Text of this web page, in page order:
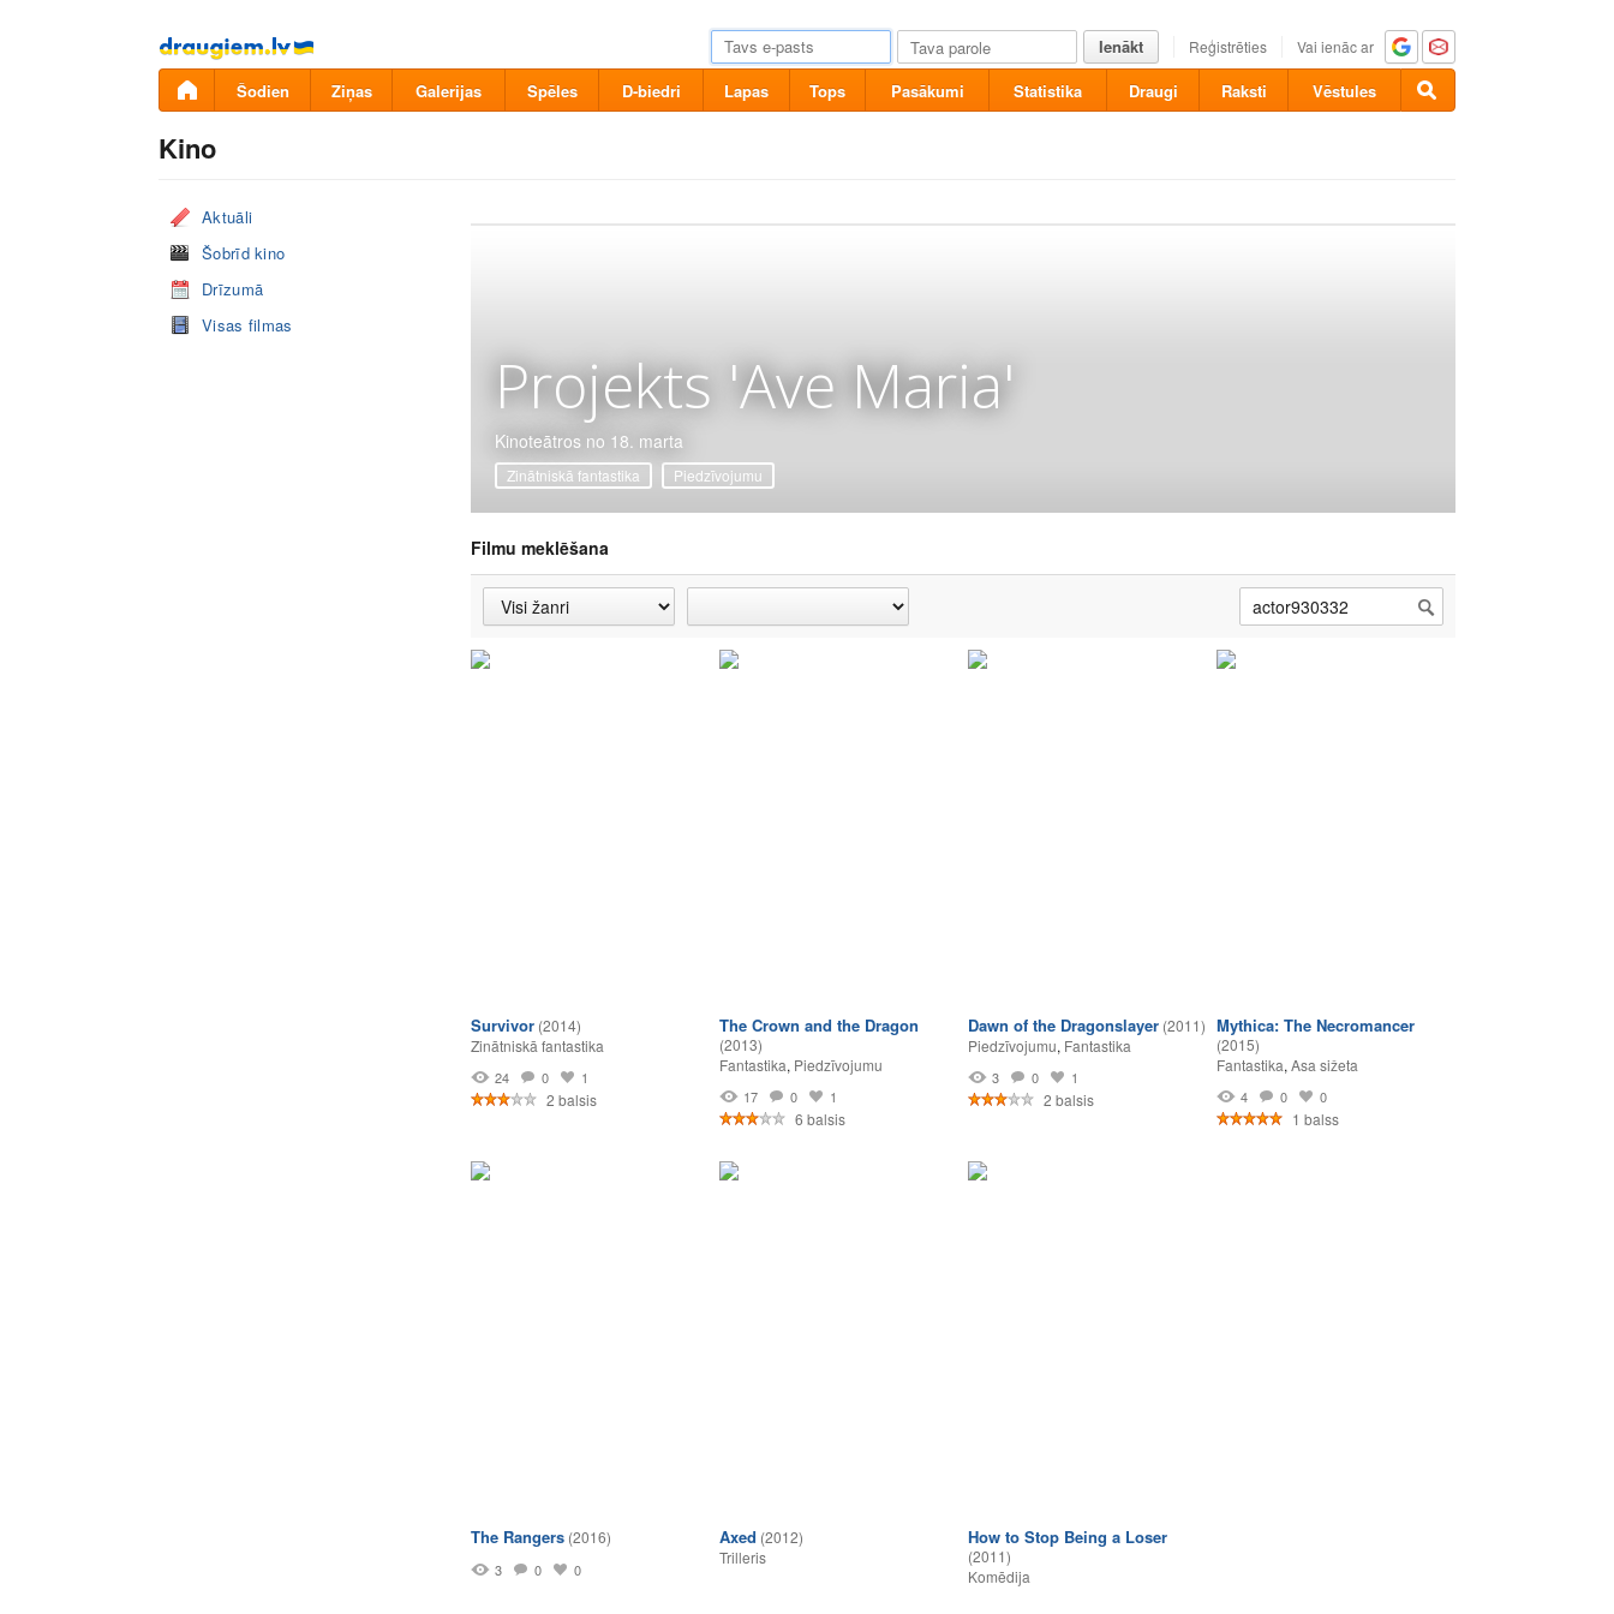
Pāriet
uz
saturu
Ienākt Reģistrēties Vai ienāc ar
Šodien Ziņas Galerijas Spēles D-biedri Lapas Tops Pasākumi Statistika Draugi Raksti Vēstules
Kino
Aktuāli
Šobrīd kino
Drīzumā
Visas filmas
Projekts 'Ave Maria'
Kinoteātros no 18. marta
Zinātniskā fantastika Piedzīvojumu
Filmu meklēšana
Survivor (2014)
Zinātniskā fantastika
24 0 1
2 balsis
The Crown and the Dragon
(2013)
Fantastika, Piedzīvojumu
17 0 1
6 balsis
Dawn of the Dragonslayer (2011)
Piedzīvojumu, Fantastika
3 0 1
2 balsis
Mythica: The Necromancer
(2015)
Fantastika, Asa sižeta
4 0 0
1 balss
The Rangers (2016)
3 0 0
Axed (2012)
Trilleris
How to Stop Being a Loser
(2011)
Komēdija